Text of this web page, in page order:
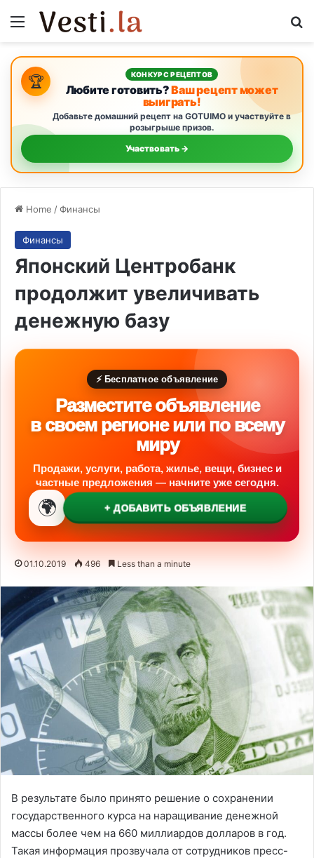
Menu
🏆 КОНКУРС РЕЦЕПТОВ
Любите готовить?Ваш рецепт может
выиграть!
Добавьте домашний рецепт на GOTUIMO и участвуйте в
розыгрыше призов.
Участвовать →
Home /Финансы
Финансы
Японский Центробанк
продолжит увеличивать
денежную базу
⚡ Бесплатное объявление
Разместите объявление
в своем регионе или по всему
миру
Продажи, услуги, работа, жилье, вещи, бизнес и
частные предложения — начните уже сегодня.
🌍 + ДОБАВИТЬ ОБЪЯВЛЕНИЕ
01.10.2019 496 Less than a minute
В результате было принято решение о сохранении
государственного курса на наращивание денежной
массы более чем на 660 миллиардов долларов в год.
Такая информация прозвучала от сотрудников пресс-